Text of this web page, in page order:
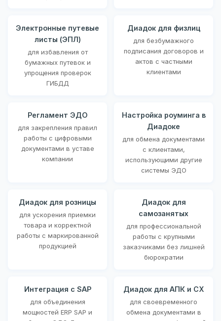
Электронные путевые
листы (ЭПЛ)
для избавления от
бумажных путевок и
упрощения проверок
ГИБДД
Диадок для физлиц
для безбумажного
подписания договоров и
актов с частными
клиентами
Регламент ЭДО
для закрепления правил
работы с цифровыми
документами в уставе
компании
Настройка роуминга в
Диадоке
для обмена документами
с клиентами,
использующими другие
системы ЭДО
Диадок для розницы
для ускорения приемки
товара и корректной
работы с маркированной
продукцией
Диадок для
самозанятых
для профессиональной
работы с крупными
заказчиками без лишней
бюрократии
Интеграция с SAP
для объединения
мощностей ERP SAP и
Диадок для АПК и СХ
для своевременного
обмена документами в